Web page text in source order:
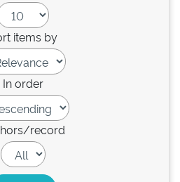
items by
In order
record